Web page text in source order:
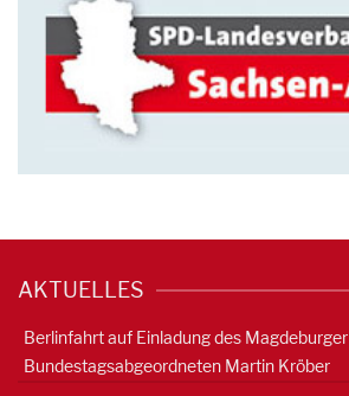
AKTUELLES
Berlinfahrt auf Einladung des Magdeburger
Bundestagsabgeordneten Martin Kröber